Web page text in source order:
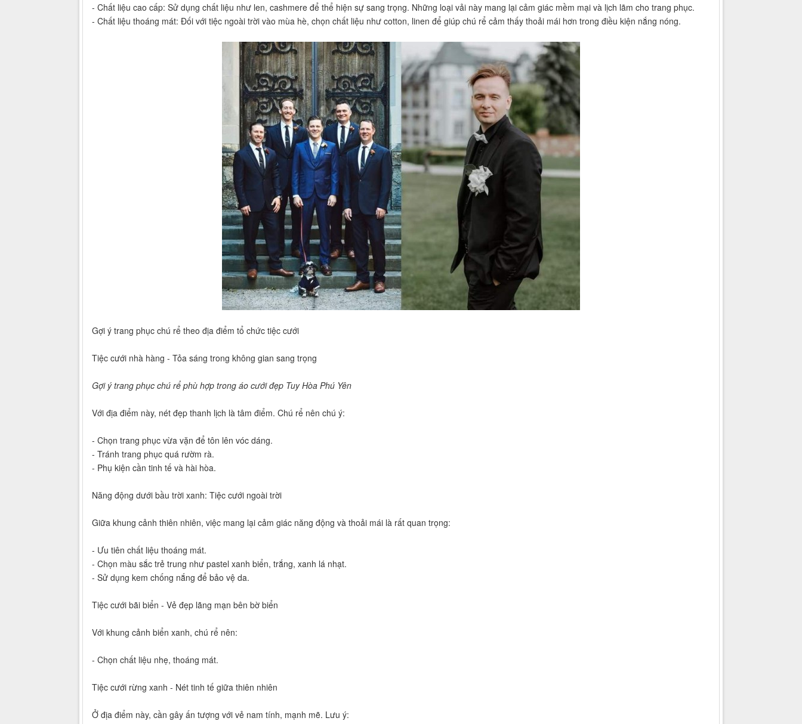
- Chất liệu cao cấp: Sử dụng chất liệu như len, cashmere để thể hiện sự sang trọng. Những loại vải này mang lại cảm giác mềm mại và lịch lãm cho trang phục.
- Chất liệu thoáng mát: Đối với tiệc ngoài trời vào mùa hè, chọn chất liệu như cotton, linen để giúp chú rể cảm thấy thoải mái hơn trong điều kiện nắng nóng.
Gợi ý trang phục chú rể theo địa điểm tổ chức tiệc cưới
Tiệc cưới nhà hàng - Tỏa sáng trong không gian sang trọng
Gợi ý trang phục chú rể phù hợp trong áo cưới đẹp Tuy Hòa Phú Yên
Với địa điểm này, nét đẹp thanh lịch là tâm điểm. Chú rể nên chú ý:
- Chọn trang phục vừa vặn để tôn lên vóc dáng.
- Tránh trang phục quá rườm rà.
- Phụ kiện cần tinh tế và hài hòa.
Năng động dưới bầu trời xanh: Tiệc cưới ngoài trời
Giữa khung cảnh thiên nhiên, việc mang lại cảm giác năng động và thoải mái là rất quan trọng:
- Ưu tiên chất liệu thoáng mát.
- Chọn màu sắc trẻ trung như pastel xanh biển, trắng, xanh lá nhạt.
- Sử dụng kem chống nắng để bảo vệ da.
Tiệc cưới bãi biển - Vẻ đẹp lãng mạn bên bờ biển
Với khung cảnh biển xanh, chú rể nên:
- Chọn chất liệu nhẹ, thoáng mát.
Tiệc cưới rừng xanh - Nét tinh tế giữa thiên nhiên
Ở địa điểm này, cần gây ấn tượng với vẻ nam tính, mạnh mẽ. Lưu ý: